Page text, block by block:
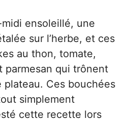
ensoleillé, une
sur l’herbe, et ces
au thon, tomate,
parmesan qui trônent
Ces bouchées
simplement
cette recette lors